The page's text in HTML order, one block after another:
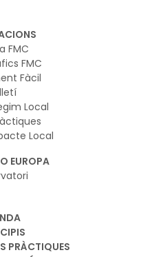
FMC
FMC
Fàcil
Local
Local
EUROPA
PRÀCTIQUES